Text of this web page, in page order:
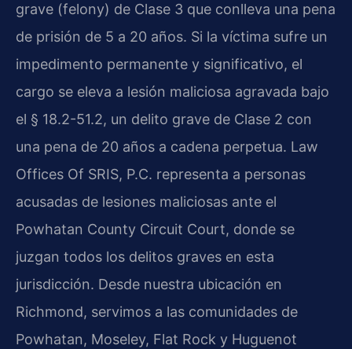
grave (felony) de Clase 3 que conlleva una pena
de prisión de 5 a 20 años. Si la víctima sufre un
impedimento permanente y significativo, el
cargo se eleva a lesión maliciosa agravada bajo
el § 18.2-51.2, un delito grave de Clase 2 con
una pena de 20 años a cadena perpetua. Law
Offices Of SRIS, P.C. representa a personas
acusadas de lesiones maliciosas ante el
Powhatan County Circuit Court, donde se
juzgan todos los delitos graves en esta
jurisdicción. Desde nuestra ubicación en
Richmond, servimos a las comunidades de
Powhatan, Moseley, Flat Rock y Huguenot